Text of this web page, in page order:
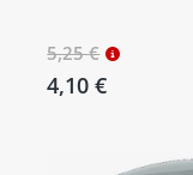
5,25 €
4,10 €